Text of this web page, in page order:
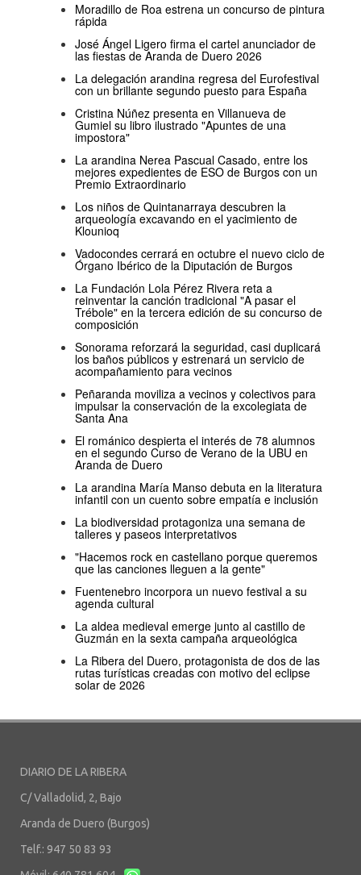
Moradillo de Roa estrena un concurso de pintura
rápida
José Ángel Ligero firma el cartel anunciador de
las fiestas de Aranda de Duero 2026
La delegación arandina regresa del Eurofestival
con un brillante segundo puesto para España
Cristina Núñez presenta en Villanueva de
Gumiel su libro ilustrado "Apuntes de una
impostora"
La arandina Nerea Pascual Casado, entre los
mejores expedientes de ESO de Burgos con un
Premio Extraordinario
Los niños de Quintanarraya descubren la
arqueología excavando en el yacimiento de
Klounioq
Vadocondes cerrará en octubre el nuevo ciclo de
Órgano Ibérico de la Diputación de Burgos
La Fundación Lola Pérez Rivera reta a
reinventar la canción tradicional "A pasar el
Trébole" en la tercera edición de su concurso de
composición
Sonorama reforzará la seguridad, casi duplicará
los baños públicos y estrenará un servicio de
acompañamiento para vecinos
Peñaranda moviliza a vecinos y colectivos para
impulsar la conservación de la excolegiata de
Santa Ana
El románico despierta el interés de 78 alumnos
en el segundo Curso de Verano de la UBU en
Aranda de Duero
La arandina María Manso debuta en la literatura
infantil con un cuento sobre empatía e inclusión
La biodiversidad protagoniza una semana de
talleres y paseos interpretativos
"Hacemos rock en castellano porque queremos
que las canciones lleguen a la gente"
Fuentenebro incorpora un nuevo festival a su
agenda cultural
La aldea medieval emerge junto al castillo de
Guzmán en la sexta campaña arqueológica
La Ribera del Duero, protagonista de dos de las
rutas turísticas creadas con motivo del eclipse
solar de 2026
DIARIO DE LA RIBERA
C/ Valladolid, 2, Bajo
Aranda de Duero (Burgos)
Telf.: 947 50 83 93